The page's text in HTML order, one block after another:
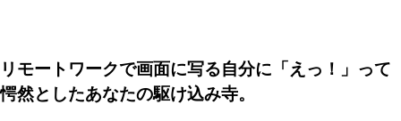
リモートワークで画面に写る自分に「えっ！」って
愕然としたあなたの駆け込み寺。